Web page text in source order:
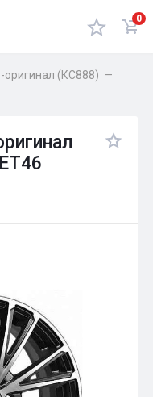
0
(КС888) —